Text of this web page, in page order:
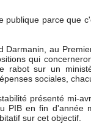
publique parce que
Darmanin, au
qui
rabot sur un
sociales,
présenté mi-
PIB en fin d'année
sur cet objectif.